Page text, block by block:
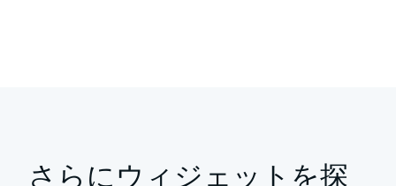
さらにウィジェットを探